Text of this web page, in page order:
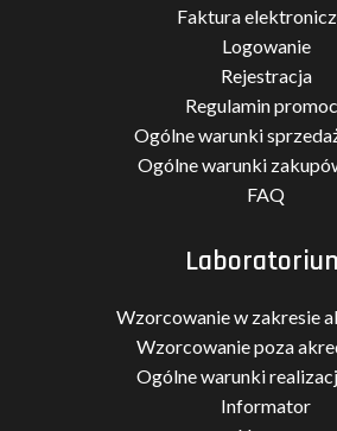
Faktura
Logowanie
Rejestracja
Regulamin
Ogólne warunki
Ogólne warunki
FAQ
Wzorcowanie w zakresie
Wzorcowanie poza
Ogólne warunki
Informator